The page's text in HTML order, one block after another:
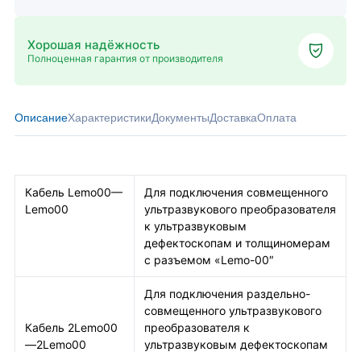
Хорошая надёжность
Полноценная гарантия от производителя
ОписаниеХарактеристикиДокументыДоставкаОплата
Кабель Lemo00—
Lemo00
Для подключения совмещенного
ультразвукового преобразователя
к ультразвуковым
дефектоскопам и толщиномерам
с разъемом «Lemo-00″
Кабель 2Lemo00
—2Lemo00
Для подключения раздельно-
совмещенного ультразвукового
преобразователя к
ультразвуковым дефектоскопам